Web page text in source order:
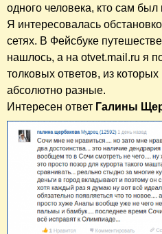
одного человека, кто сам был
Я интересовалась
сетях. В Фейсбуке
нашлось, а на otvet.mail.ru я
толковых ответов, из
абсолютно разные.
Интересен ответ Галины